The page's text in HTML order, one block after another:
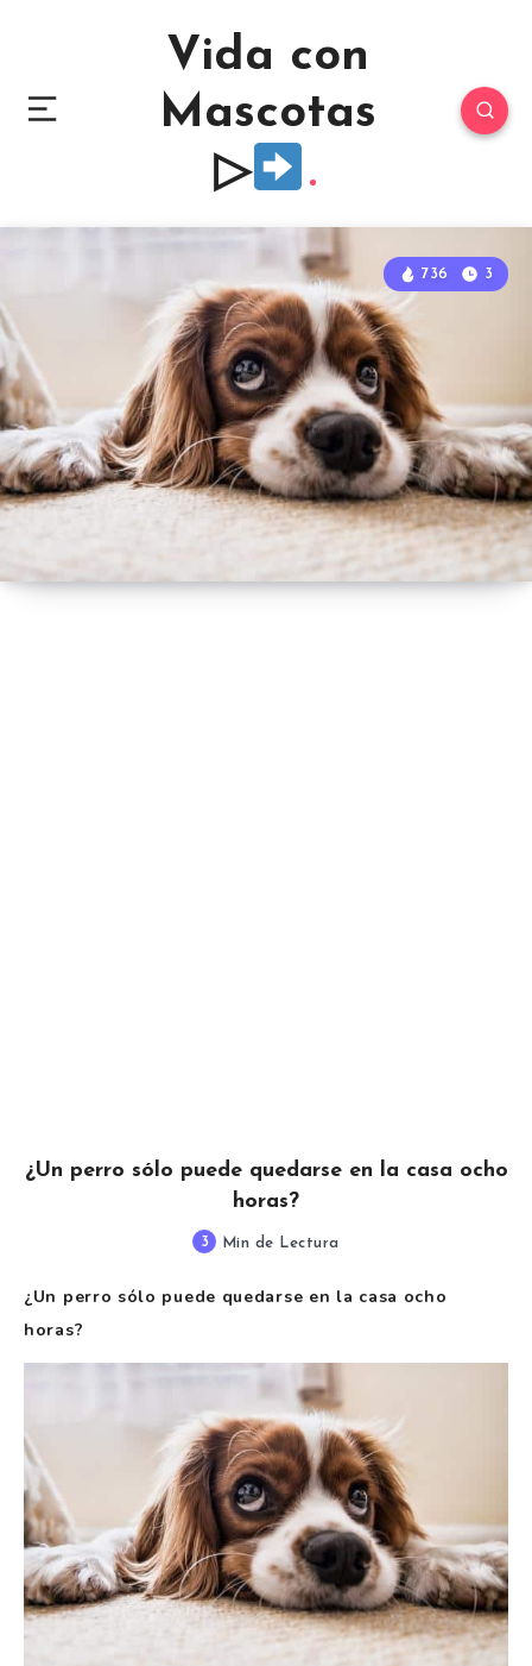
Vida con
Mascotas
▷
¿Un perro sólo puede quedarse en la casa ocho
horas?
736 3
3 Min de Lectura
¿Un perro sólo puede quedarse en la casa ocho
horas?